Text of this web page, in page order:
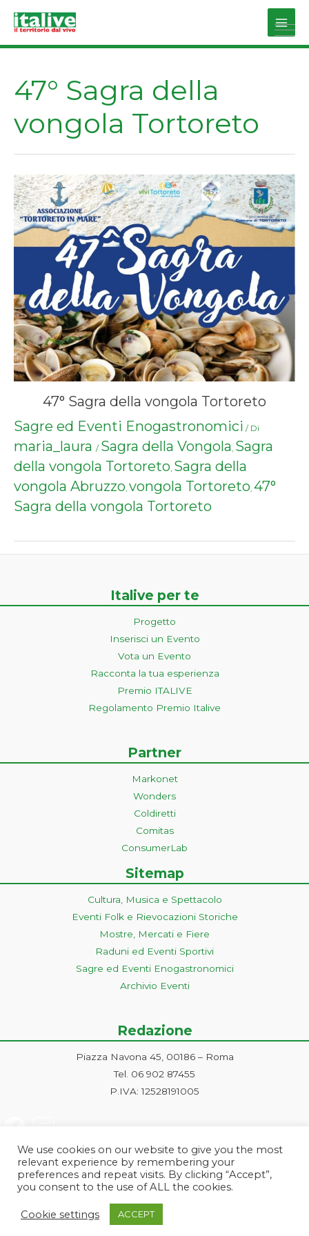
Main
47° Sagra della
vongola Tortoreto
47° Sagra della vongola Tortoreto
Sagre ed Eventi Enogastronomici / Di
maria_laura / Sagra della Vongola, Sagra
della vongola Tortoreto, Sagra della
vongola Abruzzo, vongola Tortoreto, 47°
Sagra della vongola Tortoreto
Italive per te
Progetto
Inserisci un Evento
Vota un Evento
Racconta la tua esperienza
Premio ITALIVE
Regolamento Premio Italive
Partner
Markonet
Wonders
Coldiretti
Comitas
ConsumerLab
Sitemap
Cultura, Musica e Spettacolo
Eventi Folk e Rievocazioni Storiche
Mostre, Mercati e Fiere
Raduni ed Eventi Sportivi
Sagre ed Eventi Enogastronomici
Archivio Eventi
Redazione
Piazza Navona 45, 00186 – Roma
Tel. 06 902 87455
P.IVA: 12528191005
Roma | PI e CF: 12528191005 | markonetsrl@pec.it |
We use cookies on our website to give you the most
relevant experience by remembering your
preferences and repeat visits. By clicking “Accept”,
you consent to the use of ALL the cookies.
Cookie settings ACCEPT